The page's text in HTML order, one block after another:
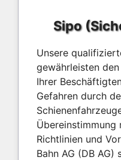
Sipo
Unsere
gewährleisten
Ihrer
Gefahren durch
Richtlinien und
Bahn AG (DB